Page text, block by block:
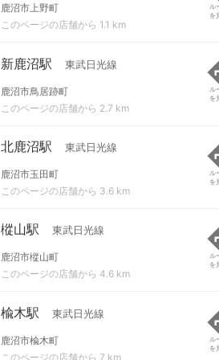
鹿沼市上野町
このページの店舗から 1.1 km
ル
を
新鹿沼駅 東武日光線
鹿沼市鳥居跡町
このページの店舗から 2.7 km
ル
を
北鹿沼駅 東武日光線
鹿沼市玉田町
このページの店舗から 3.6 km
ル
を
樅山駅 東武日光線
鹿沼市樅山町
このページの店舗から 4.6 km
ル
を
楡木駅 東武日光線
鹿沼市楡木町
このページの店舗から 7 km
ル
を